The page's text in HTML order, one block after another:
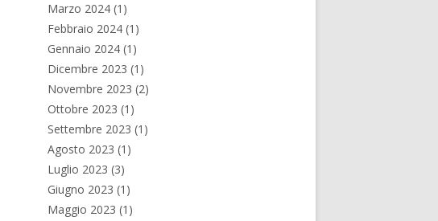
Marzo 2024 (1)
Febbraio 2024 (1)
Gennaio 2024 (1)
Dicembre 2023 (1)
Novembre 2023 (2)
Ottobre 2023 (1)
Settembre 2023 (1)
Agosto 2023 (1)
Luglio 2023 (3)
Giugno 2023 (1)
Maggio 2023 (1)